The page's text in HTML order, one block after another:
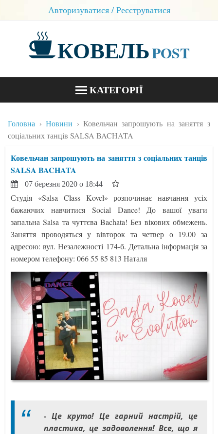
Авторизуватися / Реєструватися
КОВЕЛЬPOST
КАТЕГОРІЇ
БЛОГИ
Головна Новини
Ковельчан запрошують на заняття з
соціальних танців SALSA BACHATA
Ковельчан запрошують на заняття з соціальних танців
SALSA BACHATA
07 березня 2020 о 18:44
Студія «Salsa Class Kovel» розпочинає навчання усіх
бажаючих навчитися Social Dance! До вашої уваги
запальна Salsa та чуттєва Bachata! Без вікових обмежень.
Заняття проводяться у вівторок та четвер о 19.00 за
адресою: вул. Незалежності 174-б. Детальна інформація за
номером телефону: 066 55 85 813 Наталя
- Це круто! Це гарний настрій, це
пластика, це задоволення! Все, що я